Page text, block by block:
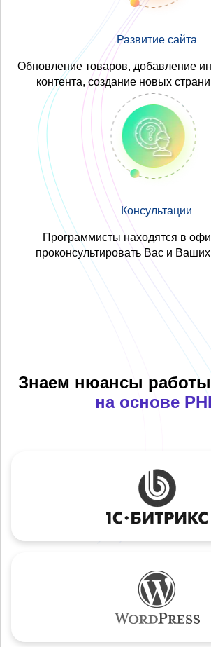
Развитие сайта
Обновление товаров, добавление
контента, создание новых
Консультации
Программисты находятся в
проконсультировать Вас и Ваших
Знаем нюансы работы
на основе